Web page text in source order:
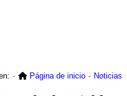
Página de inicio Noticias